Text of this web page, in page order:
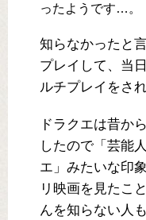
ったようです…。
知らなかったと
プレイして、当
ルチプレイをさ
ドラクエは昔か
したので「芸能
エ」みたいな印
リ映画を見たこ
んを知らない人